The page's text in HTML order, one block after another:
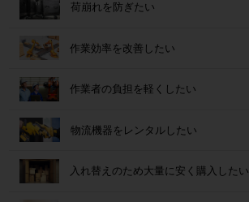
荷崩れを防ぎたい
作業効率を改善したい
作業者の負担を軽くしたい
物流機器をレンタルしたい
入れ替えのため大量に安く購入したい